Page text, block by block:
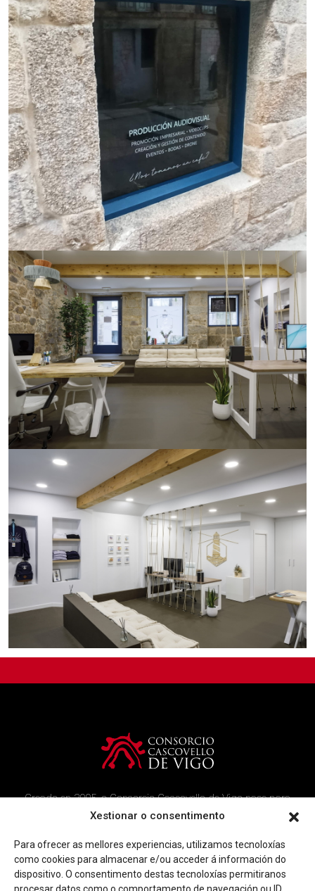
Xestionar o consentimento
Para ofrecer as mellores experiencias, utilizamos tecnoloxías
como cookies para almacenar e/ou acceder á información do
dispositivo. O consentimento destas tecnoloxías permitiranos
Creado en 2005, o Consorcio Cascovello de Vigo nace para
atender aos veciños do casco histórico, creando un ambicioso
Imaxe corporativa Contacto